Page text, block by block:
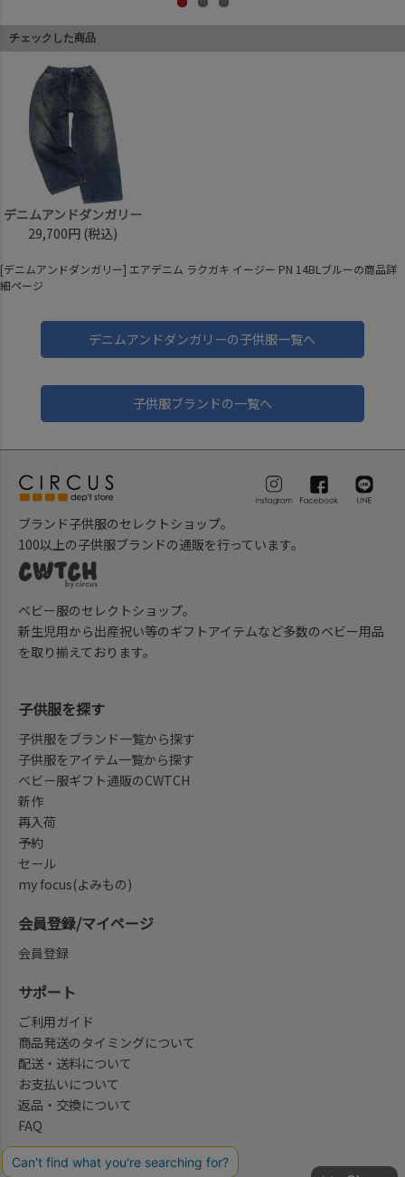
チェックした商品
デニムアンドダンガリー
29,700円 (税込)
[デニムアンドダンガリー] エアデニム ラクガキ イージー PN 14BLブルーの商品詳
細ページ
デニムアンドダンガリーの子供服一覧へ
子供服ブランドの一覧へ
ブランド子供服のセレクトショップ。
100以上の子供服ブランドの通販を行っています。
ベビー服のセレクトショップ。
新生児用から出産祝い等のギフトアイテムなど多数のベビー用品
を取り揃えております。
会社概要/お問合せ先
子供服を探す
子供服をブランド一覧から探す
子供服をアイテム一覧から探す
ベビー服ギフト通販のCWTCH
新作
再入荷
予約
セール
my focus(よみもの)
会員登録/マイページ
会員登録
サポート
ご利用ガイド
商品発送のタイミングについて
配送・送料について
お支払いについて
返品・交換について
FAQ